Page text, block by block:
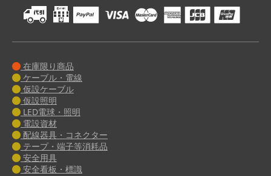
在庫限り商品
ケーブル・電線
仮設ケーブル
仮設照明
LED電球・照明
電設資材
配線器具・コネクター
テープ・端子等消耗品
安全用具
安全看板・標識